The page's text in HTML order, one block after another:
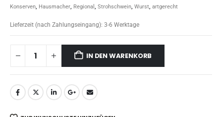
Konserven, Hausmacher, Regional , Strohschwein, Wurst, artgerecht
Lieferzeit (nach Zahlungseingang): 3-6 Werktage
IN DEN WARENKORB